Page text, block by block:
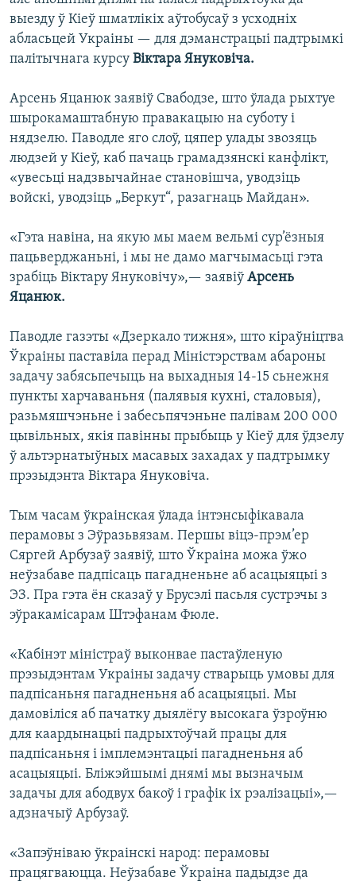
выезду ў Кіеў шматлікіх аўтобусаў з усходніх
абласьцей Украіны — для дэманстрацыі падтрымкі
палітычнага курсу Віктара Януковіча.
Арсень Яцанюк заявіў Свабодзе, што ўлада рыхтуе
шырокамаштабную правакацыю на суботу і
нядзелю. Паводле яго слоў, цяпер улады звозяць
людзей у Кіеў, каб пачаць грамадзянскі канфлікт,
«увесьці надзвычайнае становішча, уводзіць
войскі, уводзіць „Беркут“, разагнаць Майдан».
«Гэта навіна, на якую мы маем вельмі сур’ёзныя
пацьверджаньні, і мы не дамо магчымасьці гэта
зрабіць Віктару Януковічу»,— заявіў Арсень
Яцанюк.
Паводле газэты «Дзеркало тижня», што кіраўніцтва
Ўкраіны паставіла перад Міністэрствам абароны
задачу забясьпечыць на выхадныя 14-15 сьнежня
пункты харчаваньня (палявыя кухні, сталовыя),
разьмяшчэньне і забесьпячэньне палівам 200 000
цывільных, якія павінны прыбыць у Кіеў для ўдзелу
ў альтэрнатыўных масавых захадах у падтрымку
прэзыдэнта Віктара Януковіча.
Тым часам ўкраінская ўлада інтэнсыфікавала
перамовы з Эўразьвязам. Першы віцэ-прэм’ер
Сяргей Арбузаў заявіў, што Ўкраіна можа ўжо
неўзабаве падпісаць пагадненьне аб асацыяцыі з
ЭЗ. Пра гэта ён сказаў у Брусэлі пасьля сустрэчы з
эўракамісарам Штэфанам Фюле.
«Кабінэт міністраў выконвае пастаўленую
прэзыдэнтам Украіны задачу стварыць умовы для
падпісаньня пагадненьня аб асацыяцыі. Мы
дамовіліся аб пачатку дыялёгу высокага ўзроўню
для каардынацыі падрыхтоўчай працы для
падпісаньня і імплемэнтацыі пагадненьня аб
асацыяцыі. Бліжэйшымі днямі мы вызначым
задачы для абодвух бакоў і графік іх рэалізацыі»,—
адзначыў Арбузаў.
«Запэўніваю ўкраінскі народ: перамовы
працягваюцца. Неўзабаве Ўкраіна падыдзе да